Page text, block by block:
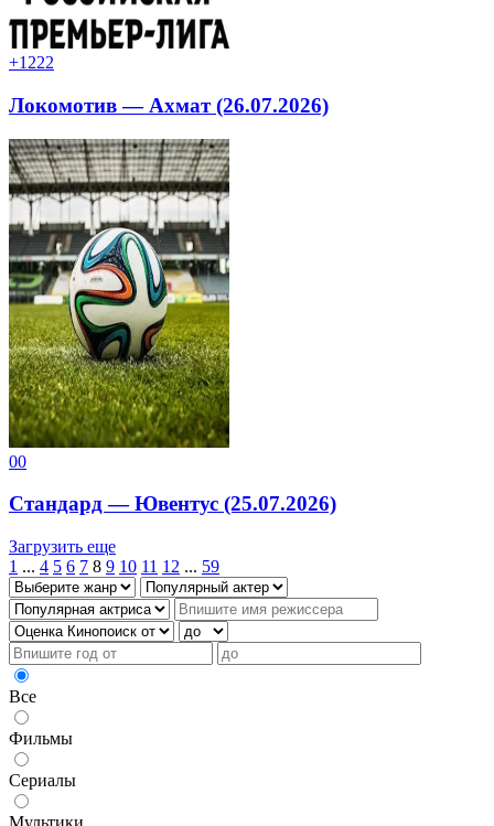
+1222
Локомотив — Ахмат (26.07.2026)
00
Стандард — Ювентус (25.07.2026)
Загрузить еще
1 ... 4 5 6 7 8 9 10 11 12 ... 59
Все
Фильмы
Сериалы